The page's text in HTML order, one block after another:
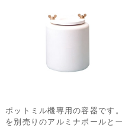
ポットミル機専用の容器です
を別売りのアルミナボールと